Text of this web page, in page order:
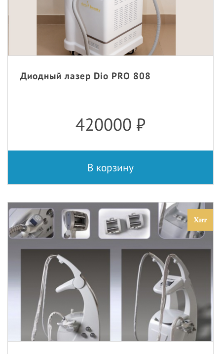
Диодный лазер Dio PRO 808
420000 ₽
В корзину
Хит